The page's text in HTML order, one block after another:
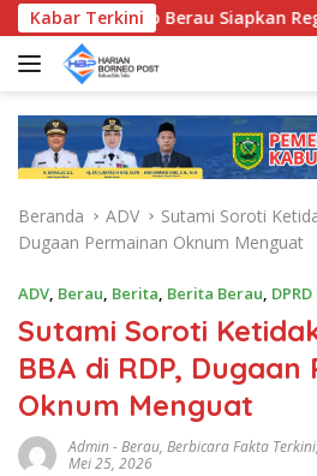
a
Kabar Terkini
Pemkab Berau Siapkan
Beranda ADV
Sutami Soroti
Dugaan Permainan Oknum Menguat
ADV, Berau, Berita, Berita Berau, DPRD
Sutami Soroti
BBA di RDP, Dugaan
Oknum Menguat
Admin-Berau, Berbicara Fakta Terkini,
Mei 25, 2026